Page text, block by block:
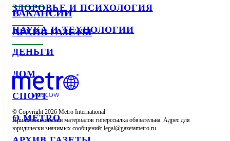
ЗДОРОВЬЕ И ПСИХОЛОГИЯ
НАУКА И ТЕХНОЛОГИИ
ДЕНЬГИ
ДОМ
СПОРТ
О METRO
ВАКАНСИИ
АРХИВ ГАЗЕТЫ
© Copyright 2026 Metro International
При использовании материалов гиперссылка обязательна. Адрес для
юридически значимых сообщений: